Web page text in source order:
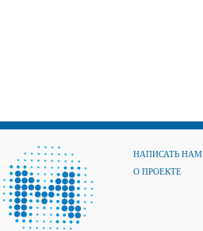
НАПИСАТЬ НАМ
О ПРОЕКТЕ